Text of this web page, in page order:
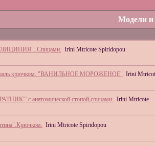
Модели
Спицами. Irini Mtricote Spiridopou
шаль крючком. "ВАНИЛЬНОЕ МОРОЖЕНОЕ" Irini
с анатомической стопой,спицами. Irini Mtricote
Irini Mtricote Spiridopou